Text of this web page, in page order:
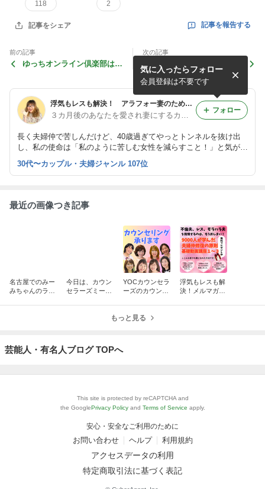
118 2
記事をシェア 記事を報告する
前の記事
ゆっちオンライン倶楽部は、
次の記事
2年の別居を乗り越えて、今
は愛され妻になれました♪
浮気もレスも解決！ アラフォー妻のための 夫婦仲がすごく良くなるカウンセリング
３カ月後のあなたを愛され妻にするカウンセラー 八馬ゆみ
長く夫婦仲で苦しんだけど、40歳過ぎてやっとトンネルを抜け出
し、私の使命は「私のように苦しむ女性を減らすこと！」と気がつ
きました。世界中の女性が、男性に愛されて幸せになりますように
♪
気に入ったらフォロー
会員登録は不要です
フォロー
30代〜カップル・夫婦ジャンル 107位
最近の画像つき記事
名古屋でのみー
みちゃんのラン
今日は、カウン
セラーズミーテ
YOCカウンセラ
ーズのカウンセ
浮気もレスも解
決！メルマガ
もっと見る
芸能人・有名人ブログ TOPへ
This site is protected by reCAPTCHA and
the GooglePrivacy Policy and Terms of Service apply.
安心・安全なご利用のために
お問い合わせ ヘルプ 利用規約
アクセスデータの利用
特定商取引法に基づく表記